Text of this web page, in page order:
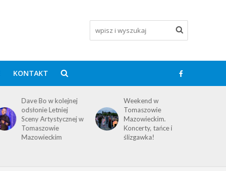
KONTAKT
Dave Bo w kolejnej
odsłonie Letniej
Sceny Artystycznej w
Tomaszowie
Mazowieckim
Weekend w
Tomaszowie
Mazowieckim.
Koncerty, tańce i
ślizgawka!